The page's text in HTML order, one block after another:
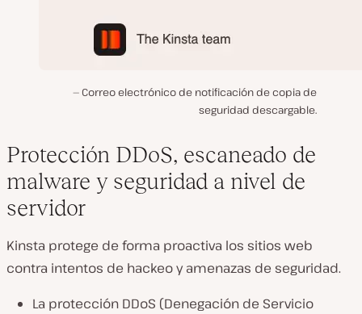
Correo electrónico de notificación de copia de
seguridad descargable.
Protección DDoS, escaneado de
malware y seguridad a nivel de
servidor
Kinsta protege de forma proactiva los sitios web
contra intentos de hackeo y amenazas de seguridad.
La protección DDoS (Denegación de Servicio